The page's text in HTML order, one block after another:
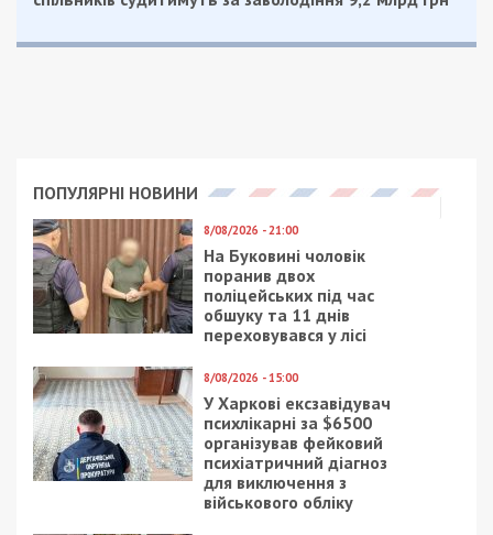
ПОПУЛЯРНІ НОВИНИ
8/08/2026 - 21:00
На Буковині чоловік
поранив двох
поліцейських під час
обшуку та 11 днів
переховувався у лісі
8/08/2026 - 15:00
У Харкові ексзавідувач
психлікарні за $6500
організував фейковий
психіатричний діагноз
для виключення з
військового обліку